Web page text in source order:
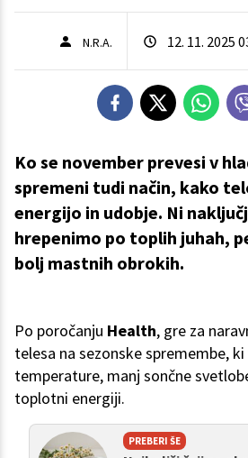
N.R.A. 12. 11. 2025
Ko se november prevesi v
spremeni tudi način, kako
energijo in udobje. Ni
hrepenimo po toplih juhah,
bolj mastnih obrokih.
Po poročanju Health, gre za
telesa na sezonske spremembe,
temperature, manj sončne
toplotni energiji.
PREBERI ŠE